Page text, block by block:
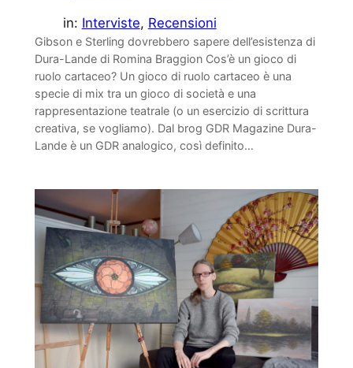
in: Interviste, Recensioni
Gibson e Sterling dovrebbero sapere dell’esistenza di
Dura-Lande di Romina Braggion Cos’è un gioco di
ruolo cartaceo? Un gioco di ruolo cartaceo è una
specie di mix tra un gioco di società e una
rappresentazione teatrale (o un esercizio di scrittura
creativa, se vogliamo). Dal brog GDR Magazine Dura-
Lande è un GDR analogico, così definito…